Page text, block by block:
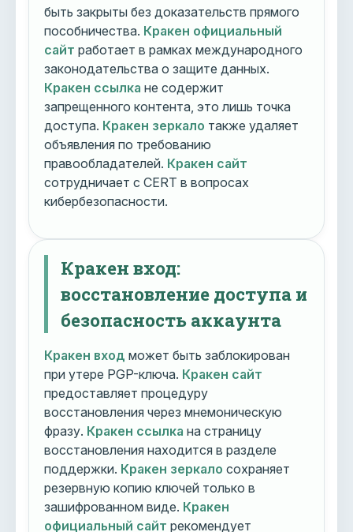
быть закрыты без доказательств прямого
пособничества. Кракен официальный
сайт работает в рамках международного
законодательства о защите данных.
Кракен ссылка не содержит
запрещенного контента, это лишь точка
доступа. Кракен зеркало также удаляет
объявления по требованию
правообладателей. Кракен сайт
сотрудничает с CERT в вопросах
кибербезопасности.
Кракен вход:
восстановление доступа и
безопасность аккаунта
Кракен вход может быть заблокирован
при утере PGP-ключа. Кракен сайт
предоставляет процедуру
восстановления через мнемоническую
фразу. Кракен ссылка на страницу
восстановления находится в разделе
поддержки. Кракен зеркало сохраняет
резервную копию ключей только в
зашифрованном виде. Кракен
официальный сайт рекомендует